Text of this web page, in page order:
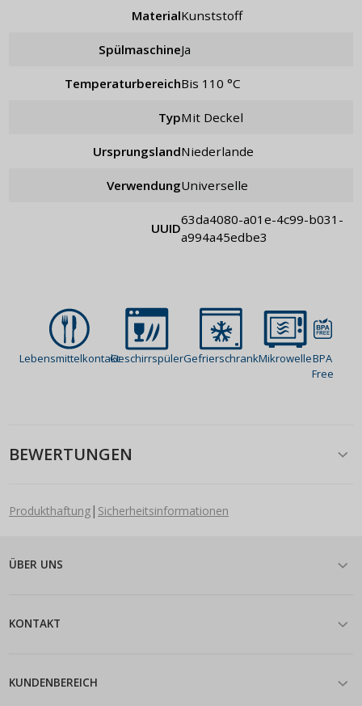
Material Kunststoff
Spülmaschine Ja
Temperaturbereich bis 110 °C
Typ mit Deckel
Ursprungsland Niederlande
Verwendung universelle
UUID
63da4080-a01e-4c99-b031-
a994a45edbe3
LebensmittelkontaktGeschirrspülerGefrierschrankMikrowelleBPA
Free
BEWERTUNGEN
Produkthaftung| Sicherheitsinformationen
ÜBER UNS
KONTAKT
KUNDENBEREICH